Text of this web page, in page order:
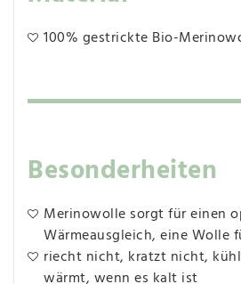
100% gestrickte Bio-
Besonderheiten
Merinowolle sorgt für einen
Wärmeausgleich, eine Wolle
riecht nicht, kratzt nicht,
wärmt, wenn es kalt ist